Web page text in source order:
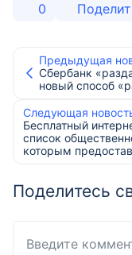
0
Предыдущая
Сбербанк
новый способ
Следующая
Бесплатный
список
которым
Поделитесь